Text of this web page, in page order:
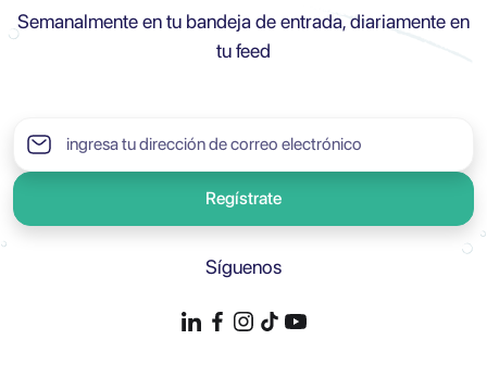
Semanalmente en tu bandeja de entrada, diariamente en
tu feed
Regístrate
Síguenos